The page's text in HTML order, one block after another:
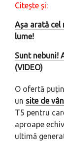
Citește și:
Așa arată cel
lume!
Sunt nebuni!
(VIDEO)
O ofertă
un site de
T5 pentru
aproape
ultimă